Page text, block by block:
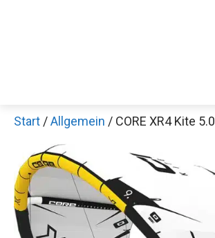
Start /Allgemein / CORE XR4 Kite 5.0